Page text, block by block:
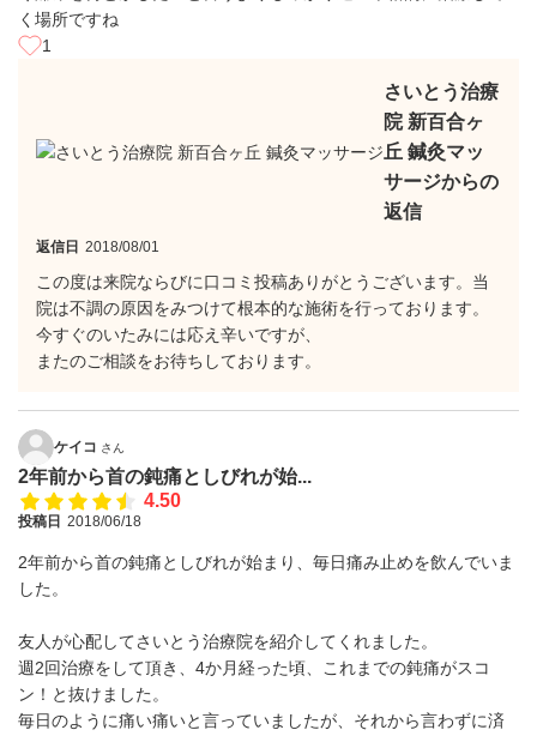
く場所ですね
1
さいとう治療
院 新百合ヶ
丘 鍼灸マッ
サージからの
返信
返信日 2018/08/01
この度は来院ならびに口コミ投稿ありがとうございます。当
院は不調の原因をみつけて根本的な施術を行っております。
今すぐのいたみには応え辛いですが、
またのご相談をお待ちしております。
ケイコ さん
2年前から首の鈍痛としびれが始...
4.50
投稿日 2018/06/18
2年前から首の鈍痛としびれが始まり、毎日痛み止めを飲んでいま
した。
友人が心配してさいとう治療院を紹介してくれました。
週2回治療をして頂き、4か月経った頃、これまでの鈍痛がスコ
ン！と抜けました。
毎日のように痛い痛いと言っていましたが、それから言わずに済